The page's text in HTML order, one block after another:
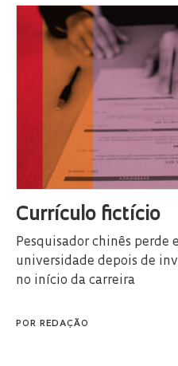
Currículo fictício
Pesquisador chinês perde
universidade depois de
no início da carreira
POR REDAÇÃO